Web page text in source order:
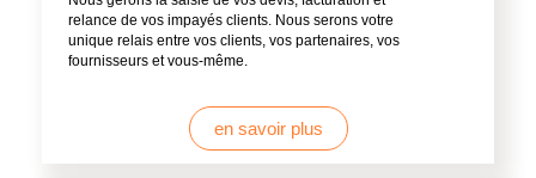
relance de vos impayés clients. Nous serons votre
unique relais entre vos clients, vos partenaires, vos
fournisseurs et vous-même.
en savoir plus